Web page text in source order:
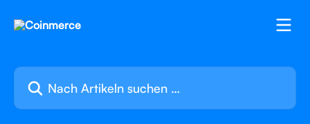
Nach Artikeln suchen …